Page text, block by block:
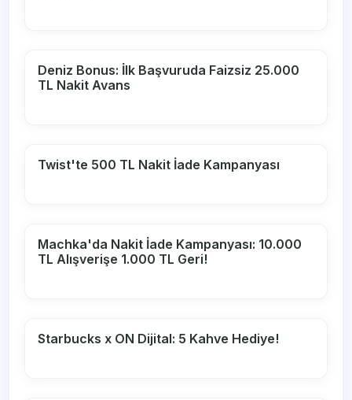
Deniz Bonus: İlk Başvuruda Faizsiz 25.000
TL Nakit Avans
Twist'te 500 TL Nakit İade Kampanyası
Machka'da Nakit İade Kampanyası: 10.000
TL Alışverişe 1.000 TL Geri!
Starbucks x ON Dijital: 5 Kahve Hediye!